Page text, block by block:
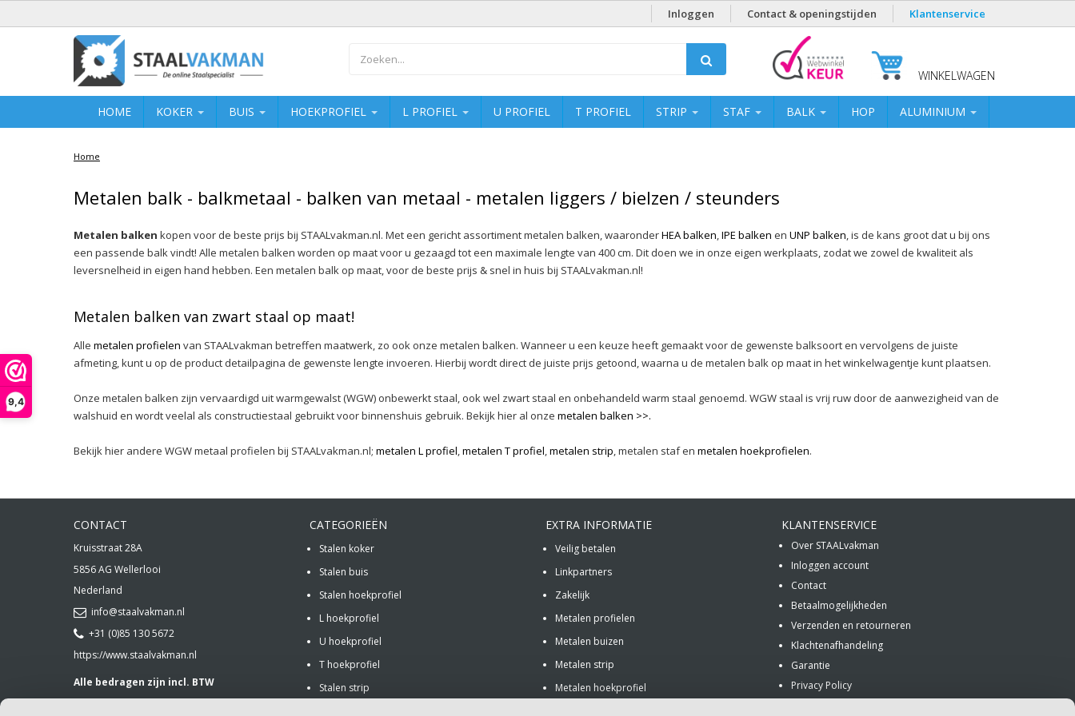
9,4
Inloggen Contact & openingstijden Klantenservice
WINKELWAGEN
HOME KOKER BUIS HOEKPROFIEL L PROFIEL U PROFIEL T PROFIEL STRIP STAF BALK HOP ALUMINIUM
Home
Metalen balk - balkmetaal - balken van metaal - metalen liggers / bielzen / steunders
Metalen balken kopen voor de beste prijs bij STAALvakman.nl. Met een gericht assortiment metalen balken, waaronderHEA balken,IPE balken en UNP balken, is de kans groot dat u bij ons
een passende balk vindt! Alle metalen balken worden op maat voor u gezaagd tot een maximale lengte van 400 cm. Dit doen we in onze eigen werkplaats, zodat we zowel de kwaliteit als
leversnelheid in eigen hand hebben. Een metalen balk op maat, voor de beste prijs & snel in huis bij STAALvakman.nl!
Metalen balken van zwart staal op maat!
Alle metalen profielen van STAALvakman betreffen maatwerk, zo ook onze metalen balken. Wanneer u een keuze heeft gemaakt voor de gewenste balksoort en vervolgens de juiste
afmeting, kunt u op de product detailpagina de gewenste lengte invoeren. Hierbij wordt direct de juiste prijs getoond, waarna u de metalen balk op maat in het winkelwagentje kunt plaatsen.
Onze metalen balken zijn vervaardigd uit warmgewalst (WGW) onbewerkt staal, ook wel zwart staal en onbehandeld warm staal genoemd. WGW staal is vrij ruw door de aanwezigheid van de
walshuid en wordt veelal als constructiestaal gebruikt voor binnenshuis gebruik. Bekijk hier al onze metalen balken >>.
Bekijk hier andere WGW metaal profielen bij STAALvakman.nl; metalen L profiel,metalen T profiel,metalen strip, metalen staf en metalen hoekprofielen.
CONTACT
Kruisstraat 28A
5856 AG Wellerlooi
Nederland
info@staalvakman.nl
+31 (0)85 130 5672
https://www.staalvakman.nl
Alle bedragen zijn incl. BTW
CATEGORIEËN
Stalen koker
Stalen buis
Stalen hoekprofiel
L hoekprofiel
U hoekprofiel
T hoekprofiel
Stalen strip
EXTRA INFORMATIE
Veilig betalen
Linkpartners
Zakelijk
Metalen profielen
Metalen buizen
Metalen strip
Metalen hoekprofiel
KLANTENSERVICE
Over STAALvakman
Inloggen account
Contact
Betaalmogelijkheden
Verzenden en retourneren
Klachtenafhandeling
Garantie
Privacy Policy